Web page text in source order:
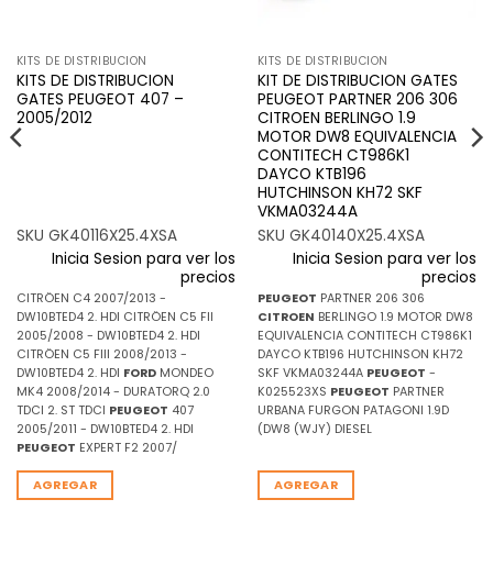
KITS DE DISTRIBUCION
KITS DE DISTRIBUCION
GATES PEUGEOT 407 –
2005/2012
SKU GK40116X25.4XSA
Inicia Sesion para ver los
precios
CITRÖEN C4 2007/2013 -
DW10BTED4 2. HDI CITRÖEN C5 FII
2005/2008 - DW10BTED4 2. HDI
CITRÖEN C5 FIII 2008/2013 -
DW10BTED4 2. HDI FORDMONDEO
MK4 2008/2014 - DURATORQ 2.0
TDCI 2. ST TDCI PEUGEOT 407
2005/2011 - DW10BTED4 2. HDI
PEUGEOT EXPERT F2 2007/
AGREGAR
KITS DE DISTRIBUCION
KIT DE DISTRIBUCION GATES
PEUGEOT PARTNER 206 306
CITROEN BERLINGO 1.9
MOTOR DW8 EQUIVALENCIA
CONTITECH CT986K1
DAYCO KTB196
HUTCHINSON KH72 SKF
VKMA03244A
SKU GK40140X25.4XSA
Inicia Sesion para ver los
precios
PEUGEOT PARTNER 206 306
CITROEN BERLINGO 1.9 MOTOR DW8
EQUIVALENCIA CONTITECH CT986K1
DAYCO KTB196 HUTCHINSON KH72
SKF VKMA03244A PEUGEOT -
K025523XS PEUGEOT PARTNER
URBANA FURGON PATAGONI 1.9D
(DW8 (WJY) DIESEL
AGREGAR